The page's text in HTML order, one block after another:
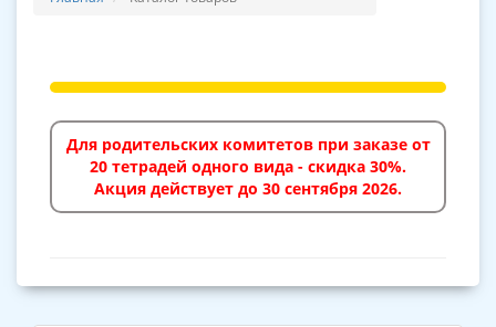
Для родительских комитетов при заказе от
20 тетрадей одного вида - скидка 30%.
Акция действует до 30 сентября 2026.